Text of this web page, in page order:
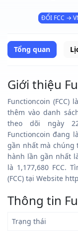
ĐỔI FCC →
Tổng quan
Giới thiệu
Functioncoin
thêm vào danh
theo dõi ngày
Functioncoin đang
gần nhất mà chúng
hành lần gần nhất
là 1,177,680 FCC.
(FCC) tại Website
Thông tin
Trạng thái